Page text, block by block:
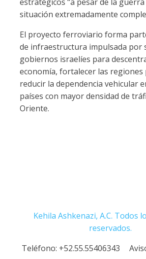
situación extremadamente
El proyecto ferroviario forma
de infraestructura impulsada por
gobiernos israelíes para
economía, fortalecer las regiones
reducir la dependencia vehicular
países con mayor densidad de
Oriente.
Kehila Ashkenazi, A.C. Todos
reservados.
Teléfono: +52.55.55406343